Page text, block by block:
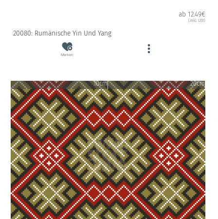
ab 12.49€
(inkl. USt)
20080: Rumänische Yin Und Yang
Merken
10cm 20cm